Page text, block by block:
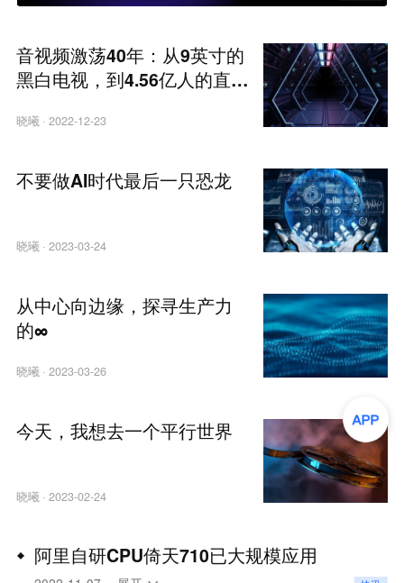
音视频激荡40年：从9英寸的
黑白电视，到4.56亿人的直播
晓曦· 2022-12-23
不要做AI时代最后一只恐龙
晓曦· 2023-03-24
从中心向边缘，探寻生产力
的∞
晓曦· 2023-03-26
今天，我想去一个平行世界
晓曦· 2023-02-24
阿里自研CPU倚天710已大规模应用